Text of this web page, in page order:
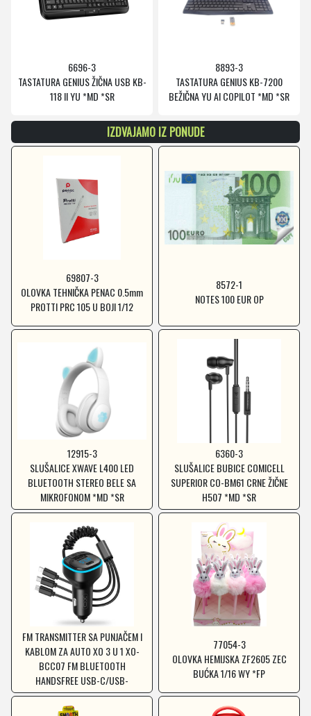
6696-3
TASTATURA GENIUS ŽIČNA USB KB-
118 II YU *MD *SR
8893-3
TASTATURA GENIUS KB-7200
BEŽIČNA YU AI COPILOT *MD *SR
IZDVAJAMO IZ PONUDE
69807-3
OLOVKA TEHNIČKA PENAC 0.5mm
PROTTI PRC 105 U BOJI 1/12
8572-1
NOTES 100 EUR OP
12915-3
SLUŠALICE XWAVE L400 LED
BLUETOOTH STEREO BELE SA
MIKROFONOM *MD *SR
6360-3
SLUŠALICE BUBICE COMICELL
SUPERIOR CO-BM61 CRNE ŽIČNE
H507 *MD *SR
6846-3
FM TRANSMITTER SA PUNJAČEM I
KABLOM ZA AUTO XO 3 U 1 XO-
BCC07 FM BLUETOOTH
HANDSFREE USB-C/USB-
MICRO/LIGHTING *MD *SR
77054-3
OLOVKA HEMIJSKA ZF2605 ZEC
BUĆKA 1/16 WY *FP